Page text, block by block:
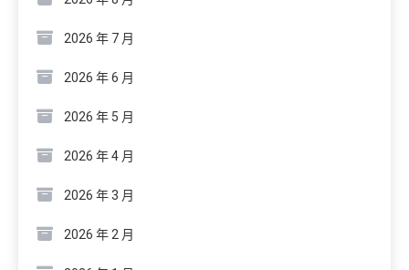
2026 年 7 月
2026 年 6 月
2026 年 5 月
2026 年 4 月
2026 年 3 月
2026 年 2 月